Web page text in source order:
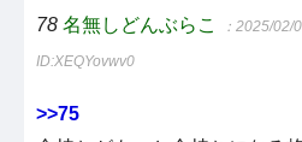
78 名無しどんぶらこ ：2025/02/
ID:XEQYovwv0
>>75